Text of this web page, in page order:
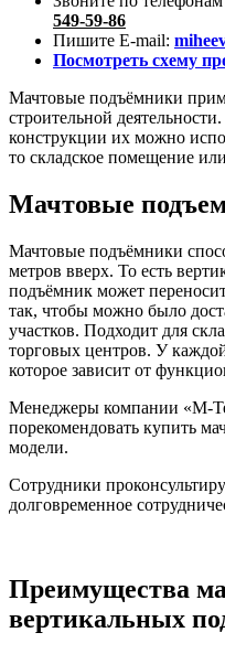
549-59-86
Пишите E-mail:
Посмотреть схему
Мачтовые подъёмники
строительной
конструкции их можно
то складское помещение
Мачтовые
Мачтовые подъёмники
метров вверх. То есть
подъёмник может
так, чтобы можно было
участков. Подходит для
торговых центров. У
которое зависит от
Менеджеры компании «М-
порекомендовать купить
модели.
Сотрудники
долговременное
Преимущества
вертикальных